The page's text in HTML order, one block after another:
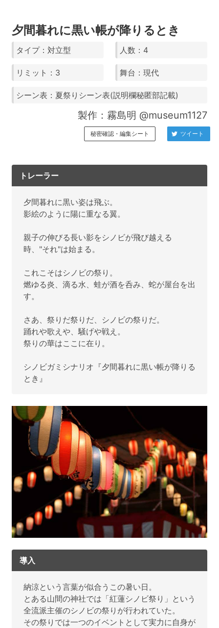
夕間暮れに黒い帳が降りるとき
タイプ：対立型 人数：4
リミット：3 舞台：現代
シーン表：夏祭りシーン表(説明欄秘匿部記載)
製作：霧島明 @museum1127
秘密確認・編集シート ツイート
トレーラー
夕間暮れに黒い姿は飛ぶ。
影絵のように陽に重なる翼。
親子の伸びる長い影をシノビが飛び越える
時、"それ"は始まる。
これこそはシノビの祭り。
燃ゆる炎、滴る水、蛙が酒を呑み、蛇が屋台を出
す。
さあ、祭りだ祭りだ、シノビの祭りだ。
踊れや歌えや、騒げや戦え。
祭りの華はここに在り。
シノビガミシナリオ『夕間暮れに黒い帳が降りる
とき』
導入
納涼という言葉が似合うこの暑い日。
とある山間の神社では「紅蓮シノビ祭り」という
全流派主催のシノビの祭りが行われていた。
その祭りでは一つのイベントとして実力に自身が